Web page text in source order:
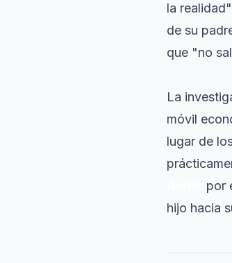
la
de su
que "no
La
móvil
lugar de
por
hijo hacia